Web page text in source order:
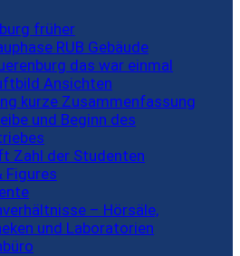
früher
RUB Gebäude
das war einmal
Ansichten
kurze Zusammenfassung
und Beginn des
Zahl der Studenten
Figures
– Hörsäle,
und Laboratorien